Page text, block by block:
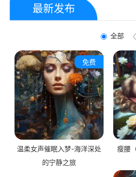
传达了一个积极的信息：通过
自我催眠，即使是深陷上瘾的
个体也能重新编程他们的思
最新发布
全部
免费
温柔女声催眠入梦-海洋深处
的宁静之旅
瘦腰